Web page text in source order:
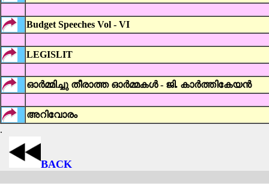
Budget Speeches Vol - VI
LEGISLIT
ഓർമ്മിച്ചു തീരാത്ത ഓർമ്മകൾ - ജി. കാർത്തികേയൻ‍
അറിവോരം
.
BACK